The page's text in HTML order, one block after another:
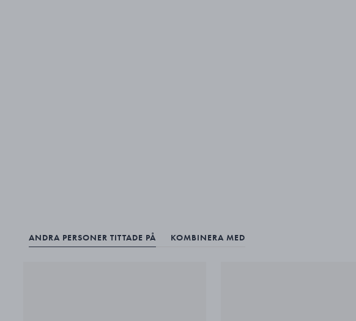
ANDRA PERSONER TITTADE PÅ KOMBINERA MED